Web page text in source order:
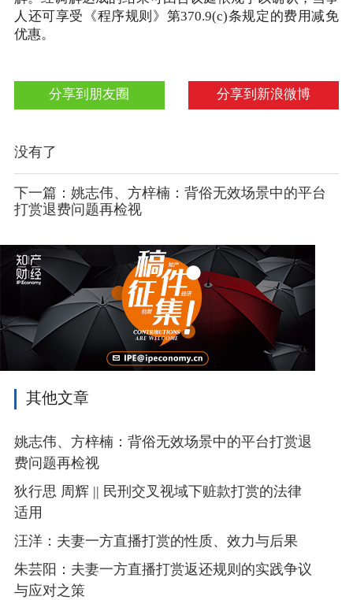
人还可享受《程序规则》第370.9(c)条规定的费用减免
优惠。
分享到新浪微博
分享到朋友圈
没有了
下一篇：姚志伟、方梓楠：背俗无效场景中的平台
打赏退费问题再检视
其他文章
姚志伟、方梓楠：背俗无效场景中的平台打赏退
费问题再检视
狄行思 周辉 || 民刑交叉视域下赃款打赏的法律
适用
汪洋：夫妻一方直播打赏的性质、效力与后果
朱芸阳：夫妻一方直播打赏返还规则的实践争议
与应对之策